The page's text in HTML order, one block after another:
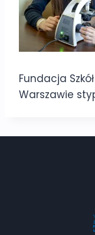
Fundacja
Warszawie